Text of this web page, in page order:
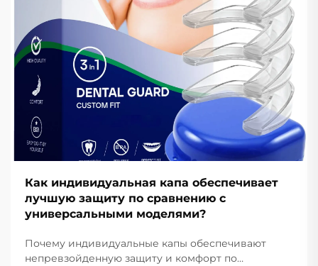
Как индивидуальная капа обеспечивает
лучшую защиту по сравнению с
универсальными моделями?
Почему индивидуальные капы обеспечивают
непревзойденную защиту и комфорт по